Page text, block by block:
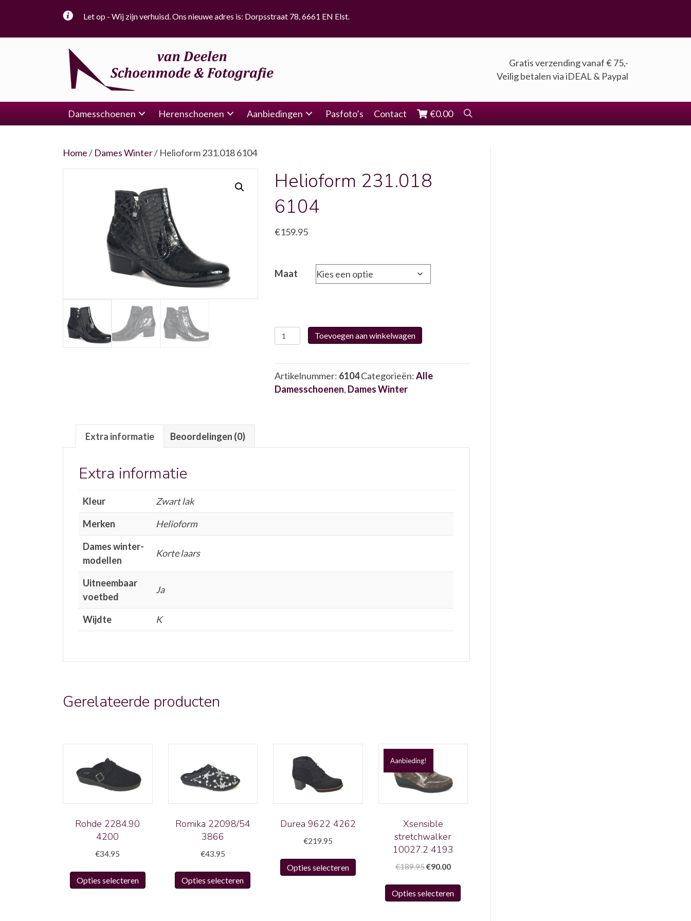
Let op - Wij zijn verhuisd. Ons nieuwe adres is: Dorpsstraat 78, 6661 EN Elst.
Gratis verzending vanaf € 75,-
Veilig betalen via iDEAL & Paypal
Damesschoenen Herenschoenen Aanbiedingen Pasfoto’s Contact €0.00
Home/ Dames Winter/ Helioform 231.018 6104
Helioform 231.018
6104
€159.95
Maat
Helioform
231.018
aantal
Toevoegen aan winkelwagen
Artikelnummer: 6104 Categorieën:Alle
Damesschoenen, Dames Winter
Extra informatie Beoordelingen (0)
Extra informatie
Kleur
Zwart lak
Merken
Helioform
Dames winter-
modellen
Korte laars
Uitneembaar
voetbed
Ja
Wijdte K
Gerelateerde producten
Rohde 2284.90
4200
€34.95
Opties selecteren
Dit
Romika 22098/54
3866
€43.95
Opties selecteren
Dit
Durea 9622 4262
€219.95
Opties selecteren
Dit
meerdere
Aanbieding!
Xsensible
stretchwalker
10027.2 4193
€189.95Oorspronkelijke
was:
€189.95.
€90.00Huidige
€90.00.
Opties selecteren
Dit